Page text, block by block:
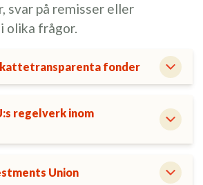
svar på remisser eller
olika frågor.
fonder
regelverk inom
Union